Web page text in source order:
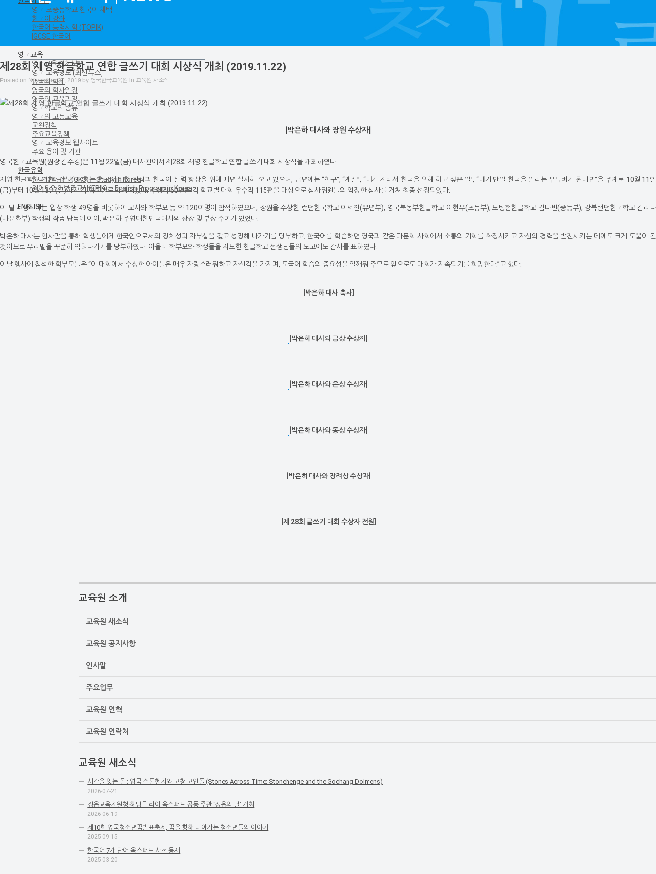
영국 초중등학교 한국어 채택
한국어 강좌
한국어 능력시험 (TOPIK)
IGCSE 한국어
영국교육
영국교육 전체보기
영국 교육정보 (최신뉴스)
영국의 학제
영국의 학사일정
영국의 교육과정
영국학교의 종류
영국의 고등교육
교원정책
주요교육정책
영국 교육정보 웹사이트
주요 용어 및 기관
한국유학
한국유학 정보(GKS) – Study in Korea
원어민영어보조교사(EPIK) – English Program in Korea
ENGLISH
제28회 재영 한글학교 연합 글쓰기 대회 시상식 개최 (2019.11.22)
Posted on November 27, 2019 by 영국한국교육원 in 교육원 새소식
[박은하 대사와 장원 수상자]
영국한국교육원(원장 김수경)은 11월 22일(금) 대사관에서 제28회 재영 한글학교 연합 글쓰기 대회 시상식을 개최하였다.
재영 한글학교 연합 글쓰기 대회는 한글에 대한 관심과 한국어 실력 향상을 위해 매년 실시해 오고 있으며, 금년에는 “친구”, “계절”, “내가 자라서 한국을 위해 하고 싶은 일”, “내가 만일 한국을 알리는 유튜버가 된다면”을 주제로 10월 11일
(금)부터 10월 13일(일)까지 각 학교별로 개최되었다. 수상작 60편은 각 학교별 대회 우수작 115편을 대상으로 심사위원들의 엄정한 심사를 거쳐 최종 선정되었다.
이 날 시상식에는 입상 학생 49명을 비롯하여 교사와 학부모 등 약 120여명이 참석하였으며, 장원을 수상한 런던한국학교 이서진(유년부), 영국북동부한글학교 이현우(초등부), 노팅험한글학교 김다빈(중등부), 강북런던한국학교 김리나
(다문화부) 학생의 작품 낭독에 이어, 박은하 주영대한민국대사의 상장 및 부상 수여가 있었다.
박은하 대사는 인사말을 통해 학생들에게 한국인으로서의 정체성과 자부심을 갖고 성장해 나가기를 당부하고, 한국어를 학습하면 영국과 같은 다문화 사회에서 소통의 기회를 확장시키고 자신의 경력을 발전시키는 데에도 크게 도움이 될
것이므로 우리말을 꾸준히 익혀나가기를 당부하였다. 아울러 학부모와 학생들을 지도한 한글학교 선생님들의 노고에도 감사를 표하였다.
이날 행사에 참석한 학부모들은 “이 대회에서 수상한 아이들은 매우 자랑스러워하고 자신감을 가지며, 모국어 학습의 중요성을 일깨워 주므로 앞으로도 대회가 지속되기를 희망한다.”고 했다.
[박은하 대사 축사]
[박은하 대사와 금상 수상자]
[박은하 대사와 은상 수상자]
[박은하 대사와 동상 수상자]
[박은하 대사와 장려상 수상자]
[제 28회 글쓰기 대회 수상자 전원]
교육원 소개
교육원 새소식
교육원 공지사항
인사말
주요업무
교육원 연혁
교육원 연락처
교육원 새소식
시간을 잇는 돌 : 영국 스톤헨지와 고창 고인돌 (Stones Across Time: Stonehenge and the Gochang Dolmens)
2026-07-21
정읍교육지원청·헤딩튼 라이 옥스퍼드 공동 주관 ‘정읍의 날’ 개최
2026-06-19
제10회 영국청소년꿈발표축제, 꿈을 향해 나아가는 청소년들의 이야기
2025-09-15
한국어 7개 단어 옥스퍼드 사전 등재
2025-03-20